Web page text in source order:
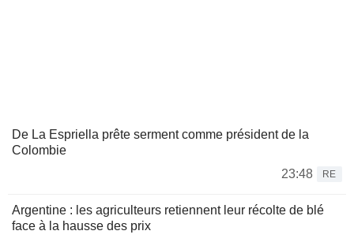
De La Espriella prête serment comme président de la
Colombie
23:48
RE
Argentine : les agriculteurs retiennent leur récolte de blé
face à la hausse des prix